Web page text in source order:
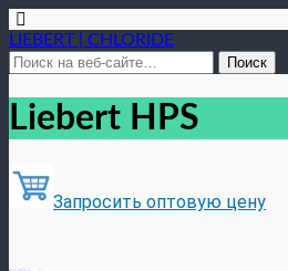
LIEBERT | CHLORIDE
Liebert HPS
Запросить оптовую цену